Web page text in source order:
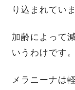
り込まれていま
加齢によって
いうわけです。
メラニーナは